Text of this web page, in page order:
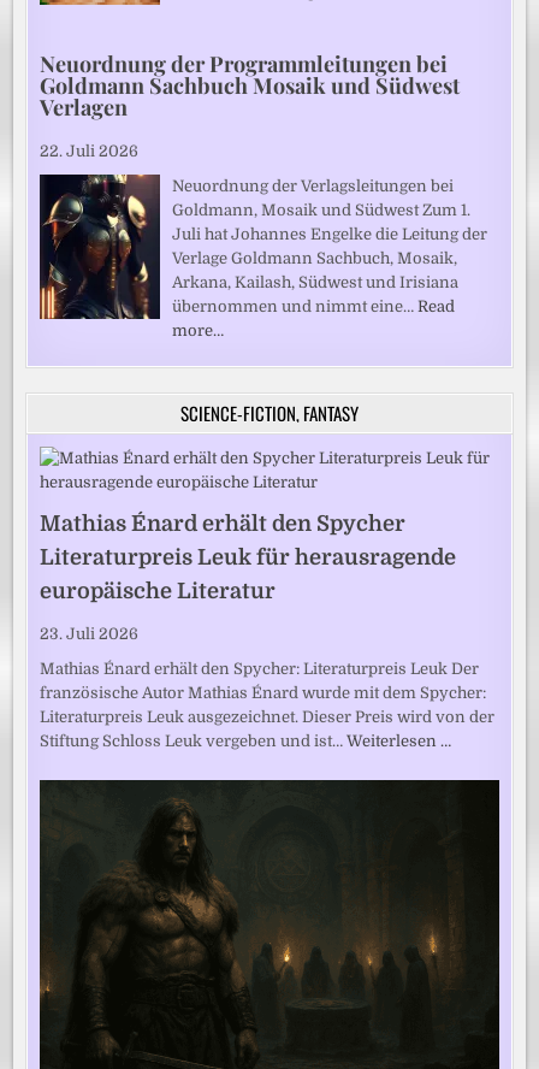
Neuordnung der Programmleitungen bei
Goldmann Sachbuch Mosaik und Südwest
Verlagen
22. Juli 2026
Neuordnung der Verlagsleitungen bei
Goldmann, Mosaik und Südwest Zum 1.
Juli hat Johannes Engelke die Leitung der
Verlage Goldmann Sachbuch, Mosaik,
Arkana, Kailash, Südwest und Irisiana
übernommen und nimmt eine…Read
more…
SCIENCE-FICTION, FANTASY
Mathias Énard erhält den Spycher
Literaturpreis Leuk für herausragende
europäische Literatur
23. Juli 2026
Mathias Énard erhält den Spycher: Literaturpreis Leuk Der
französische Autor Mathias Énard wurde mit dem Spycher:
Literaturpreis Leuk ausgezeichnet. Dieser Preis wird von der
Stiftung Schloss Leuk vergeben und ist…Weiterlesen …